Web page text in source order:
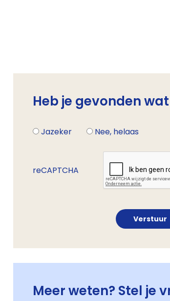
Heb je gevonden
Jazeker Nee, helaas
reCAPTCHA
Meer weten? Stel je